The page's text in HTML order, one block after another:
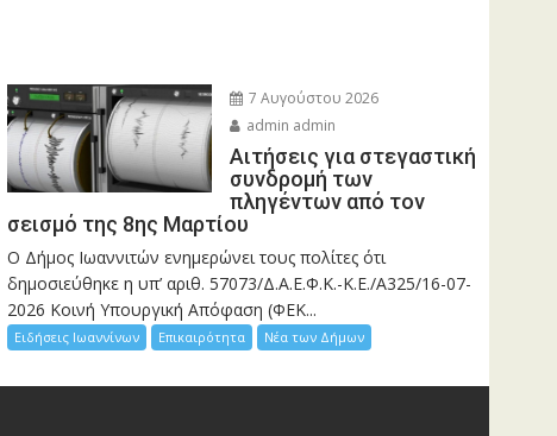
7 Αυγούστου 2026
admin admin
Αιτήσεις για στεγαστική
συνδρομή των
πληγέντων από τον
σεισμό της 8ης Μαρτίου
Ο Δήμος Ιωαννιτών ενημερώνει τους πολίτες ότι
δημοσιεύθηκε η υπ’ αριθ. 57073/Δ.Α.Ε.Φ.Κ.-Κ.Ε./Α325/16-07-
2026 Κοινή Υπουργική Απόφαση (ΦΕΚ...
Ειδήσεις Ιωαννίνων Επικαιρότητα Νέα των Δήμων